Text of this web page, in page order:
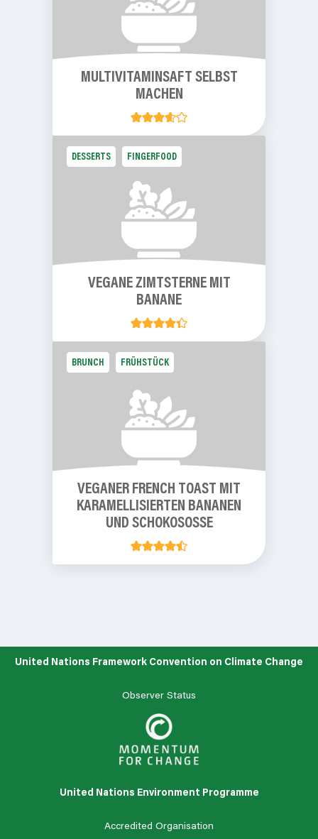
MULTIVITAMINSAFT SELBST
MACHEN
DESSERTS FINGERFOOD
VEGANE ZIMTSTERNE MIT
BANANE
BRUNCH FRÜHSTÜCK
VEGANER FRENCH TOAST MIT
KARAMELLISIERTEN BANANEN
UND SCHOKOSOSSE
United Nations Framework Convention on Climate Change
Observer Status
United Nations Environment Programme
Accredited Organisation